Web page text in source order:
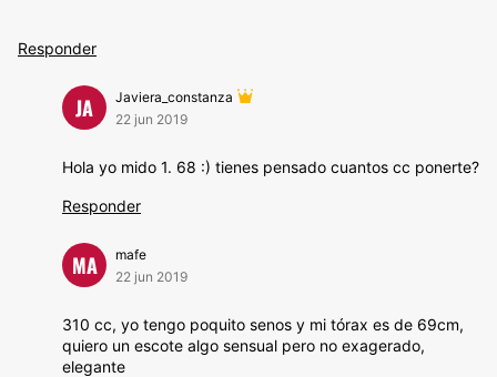
Responder
JA
Javiera_constanza
22 jun 2019
Hola yo mido 1. 68 :) tienes pensado cuantos cc ponerte?
Responder
MA
mafe
22 jun 2019
310 cc, yo tengo poquito senos y mi tórax es de 69cm,
quiero un escote algo sensual pero no exagerado,
elegante